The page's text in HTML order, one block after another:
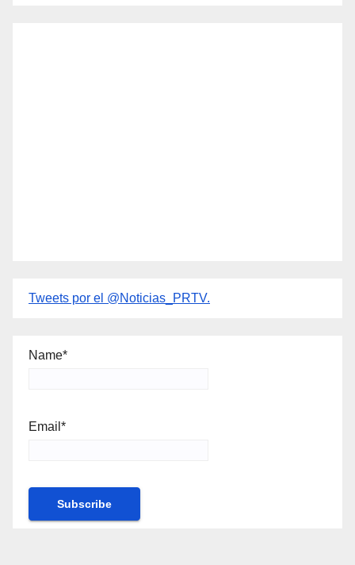
Tweets por el @Noticias_PRTV.
Name*
Email*